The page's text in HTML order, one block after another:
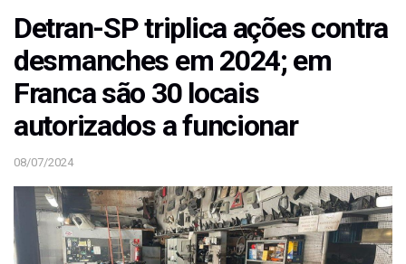
Detran-SP triplica ações contra
desmanches em 2024; em
Franca são 30 locais
autorizados a funcionar
08/07/2024